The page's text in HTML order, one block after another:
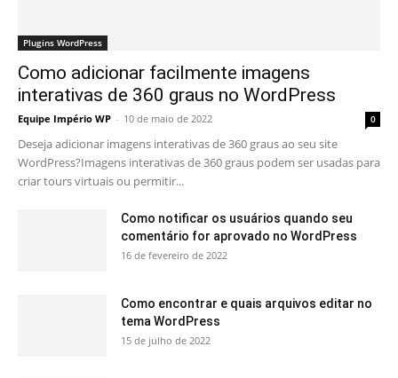
Plugins WordPress
Como adicionar facilmente imagens
interativas de 360 ​​graus no WordPress
Equipe Império WP - 10 de maio de 2022 0
Deseja adicionar imagens interativas de 360 ​​graus ao seu site
WordPress?Imagens interativas de 360 ​​graus podem ser usadas para
criar tours virtuais ou permitir...
Como notificar os usuários quando seu
comentário for aprovado no WordPress
16 de fevereiro de 2022
Como encontrar e quais arquivos editar no
tema WordPress
15 de julho de 2022